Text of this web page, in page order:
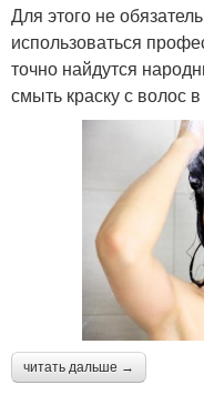
Для этого не
использоваться
точно найдутся
смыть краску с волос
читать дальше →